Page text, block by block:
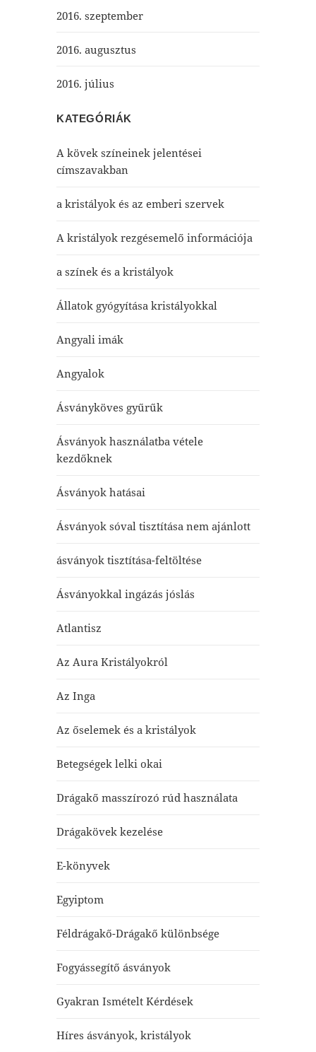
2016. szeptember
2016. augusztus
2016. július
KATEGÓRIÁK
A kövek színeinek jelentései
címszavakban
a kristályok és az emberi szervek
A kristályok rezgésemelő információja
a színek és a kristályok
Állatok gyógyítása kristályokkal
Angyali imák
Angyalok
Ásványköves gyűrűk
Ásványok használatba vétele
kezdőknek
Ásványok hatásai
Ásványok sóval tisztítása nem ajánlott
ásványok tisztítása-feltöltése
Ásványokkal ingázás jóslás
Atlantisz
Az Aura Kristályokról
Az Inga
Az őselemek és a kristályok
Betegségek lelki okai
Drágakő masszírozó rúd használata
Drágakövek kezelése
E-könyvek
Egyiptom
Féldrágakő-Drágakő különbsége
Fogyássegítő ásványok
Gyakran Ismételt Kérdések
Híres ásványok, kristályok